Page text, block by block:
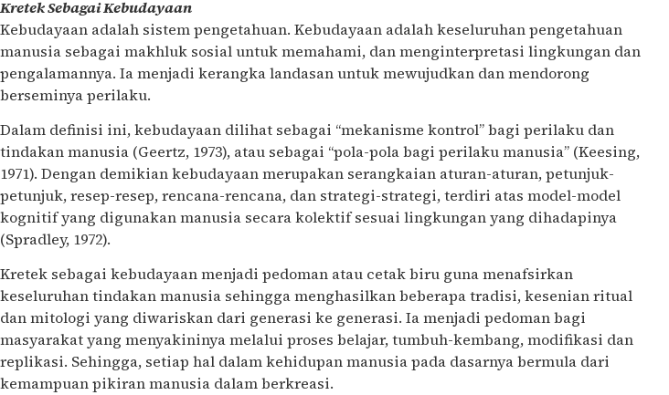
Kretek Sebagai Kebudayaan
Kebudayaan adalah sistem pengetahuan. Kebudayaan adalah keseluruhan pengetahuan
manusia sebagai makhluk sosial untuk memahami, dan menginterpretasi lingkungan dan
pengalamannya. Ia menjadi kerangka landasan untuk mewujudkan dan mendorong
berseminya perilaku.
Dalam definisi ini, kebudayaan dilihat sebagai “mekanisme kontrol” bagi perilaku dan
tindakan manusia (Geertz, 1973), atau sebagai “pola-pola bagi perilaku manusia” (Keesing,
1971). Dengan demikian kebudayaan merupakan serangkaian aturan-aturan, petunjuk-
petunjuk, resep-resep, rencana-rencana, dan strategi-strategi, terdiri atas model-model
kognitif yang digunakan manusia secara kolektif sesuai lingkungan yang dihadapinya
(Spradley, 1972).
Kretek sebagai kebudayaan menjadi pedoman atau cetak biru guna menafsirkan
keseluruhan tindakan manusia sehingga menghasilkan beberapa tradisi, kesenian ritual
dan mitologi yang diwariskan dari generasi ke generasi. Ia menjadi pedoman bagi
masyarakat yang menyakininya melalui proses belajar, tumbuh-kembang, modifikasi dan
replikasi. Sehingga, setiap hal dalam kehidupan manusia pada dasarnya bermula dari
kemampuan pikiran manusia dalam berkreasi.